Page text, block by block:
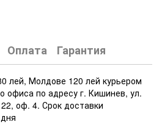
Оплата Гарантия
лей, Молдове 120 лей курьером
офиса по адресу г. Кишинев, ул.
оф. 4. Срок доставки